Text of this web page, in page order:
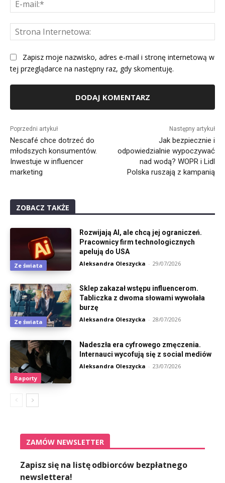
Zapisz moje nazwisko, adres e-mail i stronę internetową w
tej przeglądarce na następny raz, gdy skomentuję.
Poprzedni artykuł
Nescafé chce dotrzeć do
młodszych konsumentów.
Inwestuje w influencer
marketing
Następny artykuł
Jak bezpiecznie i
odpowiedzialnie wypoczywać
nad wodą? WOPR i Lidl
Polska ruszają z kampanią
ZOBACZ TAKŻE
Ze świata
Rozwijają AI, ale chcą jej ograniczeń.
Pracownicy firm technologicznych
apelują do USA
Aleksandra Oleszycka - 29/07/2026
Ze świata
Sklep zakazał wstępu influencerom.
Tabliczka z dwoma słowami wywołała
burzę
Aleksandra Oleszycka - 28/07/2026
Raporty
Nadeszła era cyfrowego zmęczenia.
Internauci wycofują się z social mediów
Aleksandra Oleszycka - 23/07/2026
ZAMÓW NEWSLETTER
Zapisz się na listę odbiorców bezpłatnego
newslettera!